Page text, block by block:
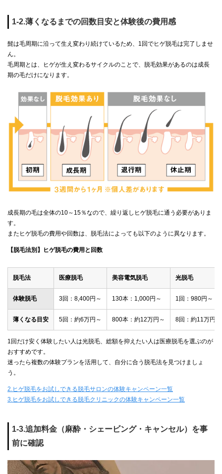
1-2.薄くなるまでの回数目安と体験後の費用感
髭は毛周期に沿って生え変わり続けているため、1回でヒゲ脱毛は完了しませ
ん。
毛周期とは、ヒゲが生え変わるサイクルのことで、脱毛効果があるのは成長
期の毛だけになります。
成長期の毛は全体の10～15％なので、繰り返しヒゲ脱毛に通う必要がありま
す。
またヒゲ脱毛の費用や回数は、脱毛法によっても以下のように異なります。
【脱毛法別】ヒゲ脱毛の費用と回数
脱毛法 医療脱毛 美容電気脱毛 光脱毛
体験脱毛 3回：8,400円～ 130本：1,000円～ 1回：980円～
薄くなる目安 5回：約6万円～ 800本：約12万円～ 8回：約11万円～
1回だけ安く体験したい人は光脱毛、総額を抑えたい人は医療脱毛を選ぶのが
おすすめです。
迷ったら複数の体験プランを活用して、自分に合う脱毛法を見つけましょ
う。
2.ヒゲ脱毛をお試しできる脱毛サロンの体験キャンペーン一覧
3.ヒゲ脱毛をお試しできる脱毛クリニックの体験キャンペーン一覧
1-3.追加料金（麻酔・シェービング・キャンセル）を事
前に確認